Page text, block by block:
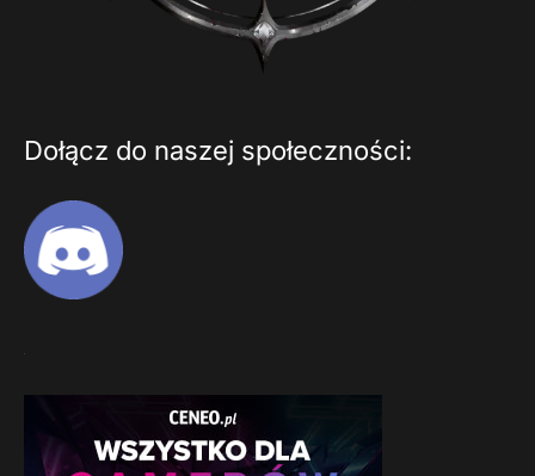
Dołącz do naszej społeczności: